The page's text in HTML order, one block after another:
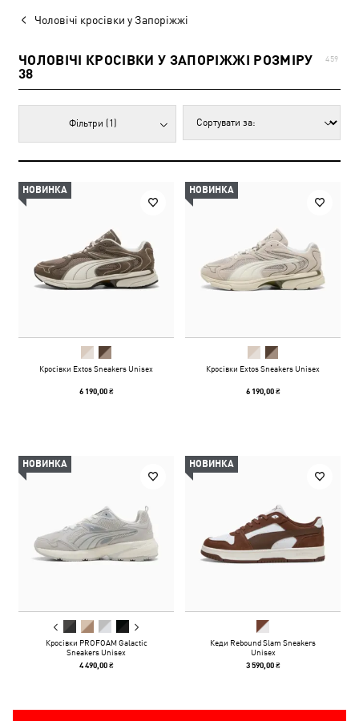
Чоловічі кросівки у Запоріжжі
ЧОЛОВІЧІ КРОСІВКИ У ЗАПОРІЖЖІ РОЗМІРУ
38
459
Фільтри (1)
НОВИНКА
Кросівки Extos Sneakers Unisex
6 190,00 ₴
НОВИНКА
Кросівки Extos Sneakers Unisex
6 190,00 ₴
НОВИНКА
Кросівки PROFOAM Galactic
Sneakers Unisex
4 490,00 ₴
НОВИНКА
Кеди Rebound Slam Sneakers
Unisex
3 590,00 ₴